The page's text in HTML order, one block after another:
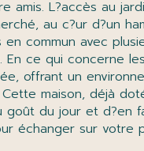
amis. L?accès au
au c?ur d?un
commun avec
En ce qui concerne
offrant un
maison, déjà
du jour et d?en
échanger sur votre